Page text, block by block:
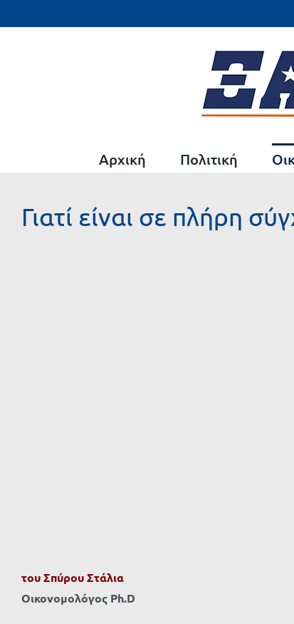
στο
Αρχική Πολιτική
Γιατί είναι σε πλήρη
του Σπύρου Στάλια
Οικονομολόγος Ph.D